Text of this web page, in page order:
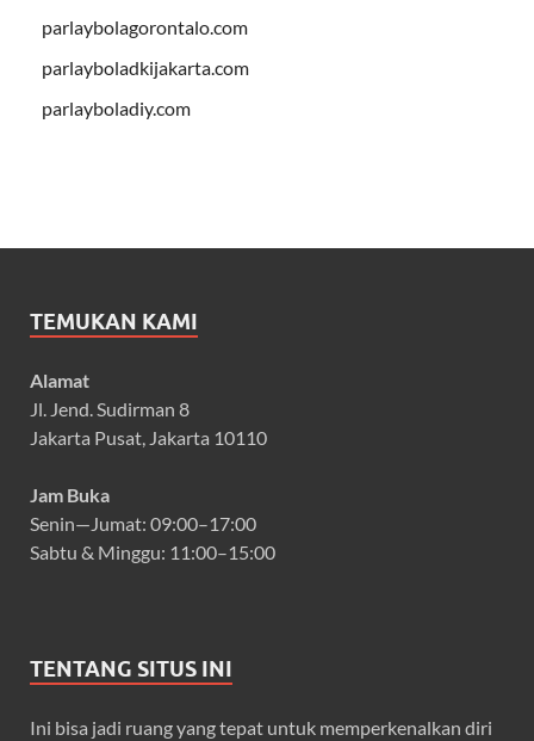
parlaybolagorontalo.com
parlayboladkijakarta.com
parlayboladiy.com
TEMUKAN KAMI
Alamat
Jl. Jend. Sudirman 8
Jakarta Pusat, Jakarta 10110
Jam Buka
Senin—Jumat: 09:00–17:00
Sabtu & Minggu: 11:00–15:00
TENTANG SITUS INI
Ini bisa jadi ruang yang tepat untuk memperkenalkan diri